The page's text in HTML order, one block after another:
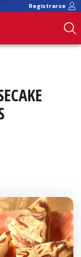
Registrarse